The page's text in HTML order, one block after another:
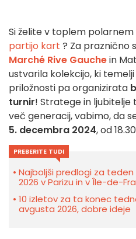
Si želite v toplem
partijo kart ? Za praznično
Marché Rive Gauchein
ustvarila kolekcijo, ki
priložnosti pa organizirata
turnir! Stratege in ljubitelje
več generacij, vabimo, da
5. decembra 2024, od
PREBERITE TUDI
Najboljši predlogi za teden
2026 v Parizu in v Île-de-
10 izletov za ta konec
avgusta 2026, dobre ideje